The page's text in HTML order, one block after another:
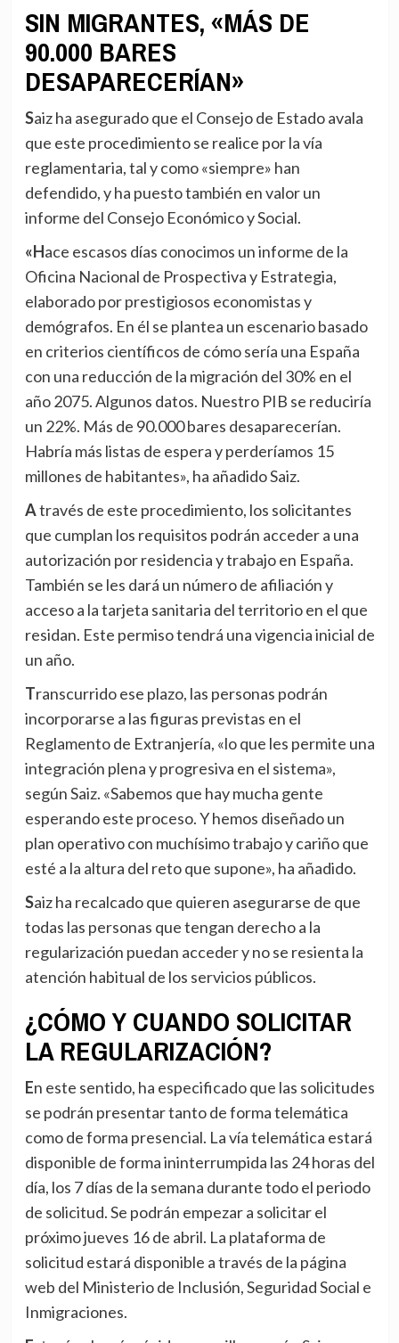
SIN MIGRANTES, «MÁS DE
90.000 BARES
DESAPARECERÍAN»
Saiz ha asegurado que el Consejo de Estado avala
que este procedimiento se realice por la vía
reglamentaria, tal y como «siempre» han
defendido, y ha puesto también en valor un
informe del Consejo Económico y Social.
«Hace escasos días conocimos un informe de la
Oficina Nacional de Prospectiva y Estrategia,
elaborado por prestigiosos economistas y
demógrafos. En él se plantea un escenario basado
en criterios científicos de cómo sería una España
con una reducción de la migración del 30% en el
año 2075. Algunos datos. Nuestro PIB se reduciría
un 22%. Más de 90.000 bares desaparecerían.
Habría más listas de espera y perderíamos 15
millones de habitantes», ha añadido Saiz.
A través de este procedimiento, los solicitantes
que cumplan los requisitos podrán acceder a una
autorización por residencia y trabajo en España.
También se les dará un número de afiliación y
acceso a la tarjeta sanitaria del territorio en el que
residan. Este permiso tendrá una vigencia inicial de
un año.
Transcurrido ese plazo, las personas podrán
incorporarse a las figuras previstas en el
Reglamento de Extranjería, «lo que les permite una
integración plena y progresiva en el sistema»,
según Saiz. «Sabemos que hay mucha gente
esperando este proceso. Y hemos diseñado un
plan operativo con muchísimo trabajo y cariño que
esté a la altura del reto que supone», ha añadido.
Saiz ha recalcado que quieren asegurarse de que
todas las personas que tengan derecho a la
regularización puedan acceder y no se resienta la
atención habitual de los servicios públicos.
¿CÓMO Y CUANDO SOLICITAR
LA REGULARIZACIÓN?
En este sentido, ha especificado que las solicitudes
se podrán presentar tanto de forma telemática
como de forma presencial. La vía telemática estará
disponible de forma ininterrumpida las 24 horas del
día, los 7 días de la semana durante todo el periodo
de solicitud. Se podrán empezar a solicitar el
próximo jueves 16 de abril. La plataforma de
solicitud estará disponible a través de la página
web del Ministerio de Inclusión, Seguridad Social e
Inmigraciones.